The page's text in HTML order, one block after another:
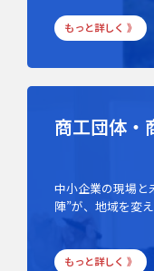
もっと詳しく 》
商工団体・
中小企業の現場と
陣”が、地域を変
もっと詳しく 》